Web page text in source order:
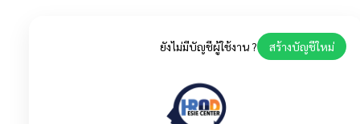
ยังไม่มีบัญชีผู้ใช้งาน ? สร้างบัญชีใหม่